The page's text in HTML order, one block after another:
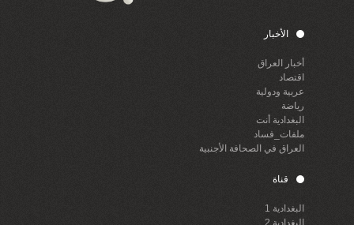
الأخبار
أخبار العراق
اقتصاد
عربية ودولية
رياضة
البغدادية أنت
ملفات_فساد
العراق في الصحافة الأجنبية
قناة
البغدادية 1